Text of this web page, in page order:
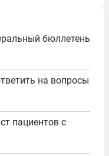
бюллетень
на вопросы
пациентов с